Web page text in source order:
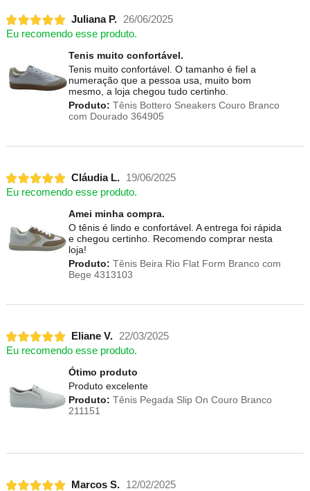
Juliana P.
26/06/2025
Eu recomendo esse produto.
Tenis muito confortável.
Tenis muito confortável. O tamanho é fiel a
numeração que a pessoa usa, muito bom
mesmo, a loja chegou tudo certinho.
Produto: Tênis Bottero Sneakers Couro Branco
com Dourado 364905
Cláudia L.
19/06/2025
Eu recomendo esse produto.
Amei minha compra.
O tênis é lindo e confortável. A entrega foi rápida
e chegou certinho. Recomendo comprar nesta
loja!
Produto: Tênis Beira Rio Flat Form Branco com
Bege 4313103
Eliane V.
22/03/2025
Eu recomendo esse produto.
Ótimo produto
Produto excelente
Produto: Tênis Pegada Slip On Couro Branco
211151
Marcos S.
12/02/2025